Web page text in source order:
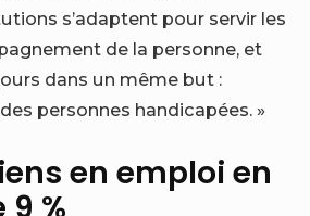
s’adaptent pour servir les
de la personne, et
dans un même but :
personnes handicapées. »
en emploi en